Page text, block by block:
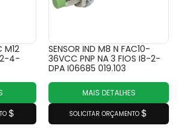
M12
4-
SENSOR IND M8 N FAC10-
36VCC PNP NA 3 FIOS I8-2-
DPA I06685 019.103
MAIS DETALHES
SOLICITAR ORÇAMENTO